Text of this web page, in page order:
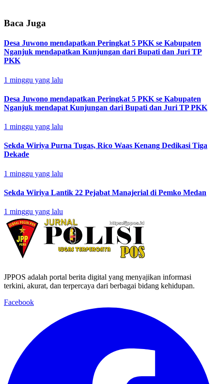
Baca Juga
Desa Juwono mendapatkan Peringkat 5 PKK se Kabupaten
Nganjuk mendapatkan Kunjungan dari Bupati dan Juri TP
PKK
1 minggu yang lalu
Desa Juwono mendapatkan Peringkat 5 PKK se Kabupaten
Nganjuk mendapat Kunjungan dari Bupati dan Juri TP PKK
1 minggu yang lalu
Sekda Wiriya Purna Tugas, Rico Waas Kenang Dedikasi Tiga
Dekade
1 minggu yang lalu
Sekda Wiriya Lantik 22 Pejabat Manajerial di Pemko Medan
1 minggu yang lalu
JPPOS adalah portal berita digital yang menyajikan informasi
terkini, akurat, dan terpercaya dari berbagai bidang kehidupan.
Facebook